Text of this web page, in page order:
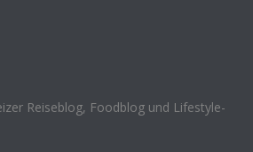
Reiseblog, Foodblog und Lifestyle-